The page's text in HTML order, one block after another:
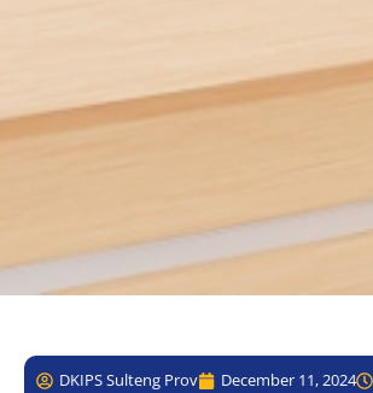
DKIPS Sulteng Prov December 11, 2024